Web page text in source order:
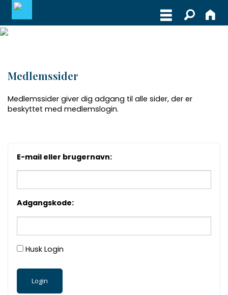
BLIV MEDLEM
WEBSHOP
Medlemssider
Medlemssider giver dig adgang til alle sider, der er
beskyttet med medlemslogin.
E-mail eller brugernavn:
Adgangskode:
Husk Login